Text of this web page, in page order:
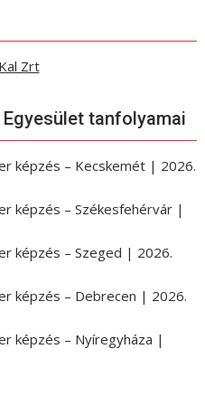
tanfolyamai
képzés – Kecskemét | 2026.
képzés – Székesfehérvár |
képzés – Szeged | 2026.
képzés – Debrecen | 2026.
képzés – Nyíregyháza |